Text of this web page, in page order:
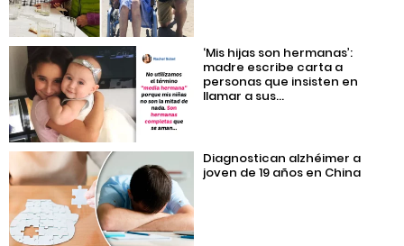
‘Mis hijas son hermanas’:
madre escribe carta a
personas que insisten en
llamar a sus...
Diagnostican alzhéimer a
joven de 19 años en China